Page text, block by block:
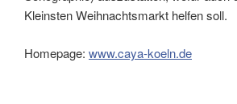
Kleinsten Weihnachtsmarkt helfen soll.
Homepage: www.caya-koeln.de